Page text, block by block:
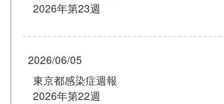
2026年第23週
2026/06/05
東京都感染症週報
2026年第22週